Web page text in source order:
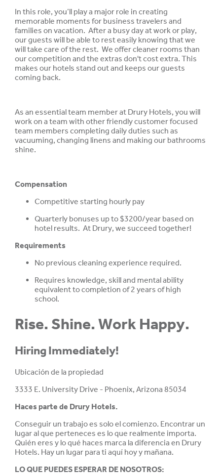
In this role, you’ll play a major role in creating
memorable moments for business travelers and
families on vacation. After a busy day at work or play,
our guests will be able to rest easily knowing that we
will take care of the rest. We offer cleaner rooms than
our competition and the extras don't cost extra. This
makes our hotels stand out and keeps our guests
coming back.
As an essential team member at Drury Hotels, you will
work on a team with other friendly customer focused
team members completing daily duties such as
vacuuming, changing linens and making our bathrooms
shine.
Compensation
Competitive starting hourly pay
Quarterly bonuses up to $3200/year based on
hotel results. At Drury, we succeed together!
Requirements
No previous cleaning experience required.
Requires knowledge, skill and mental ability
equivalent to completion of 2 years of high
school.
Rise. Shine. Work Happy.
Hiring Immediately!
Ubicación de la propiedad
3333 E. University Drive - Phoenix, Arizona 85034
Haces parte de Drury Hotels.
Conseguir un trabajo es solo el comienzo. Encontrar un
lugar al que perteneces es lo que realmente importa.
Quién eres y lo qué haces marca la diferencia en Drury
Hotels. Hay un lugar para ti aquí hoy y mañana.
LO QUE PUEDES ESPERAR DE NOSOTROS: